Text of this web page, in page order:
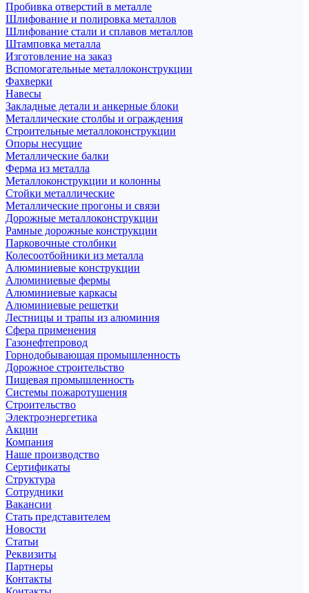
Пробивка отверстий в металле
Шлифование и полировка металлов
Шлифование стали и сплавов металлов
Штамповка металла
Изготовление на заказ
Вспомогательные металлоконструкции
Фахверки
Навесы
Закладные детали и анкерные блоки
Металлические столбы и ограждения
Строительные металлоконструкции
Опоры несущие
Металлические балки
Ферма из металла
Металлоконструкции и колонны
Стойки металлические
Металлические прогоны и связи
Дорожные металлоконструкции
Рамные дорожные конструкции
Парковочные столбики
Колесоотбойники из металла
Алюминиевые конструкции
Алюминиевые фермы
Алюминиевые каркасы
Алюминиевые решетки
Лестницы и трапы из алюминия
Сфера применения
Газонефтепровод
Горнодобывающая промышленность
Дорожное строительство
Пищевая промышленность
Системы пожаротушения
Строительство
Электроэнергетика
Акции
Компания
Наше производство
Сертификаты
Структура
Сотрудники
Вакансии
Стать представителем
Новости
Статьи
Реквизиты
Партнеры
Контакты